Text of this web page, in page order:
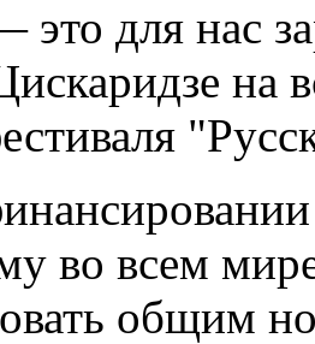
это для нас
на
во всем
общим